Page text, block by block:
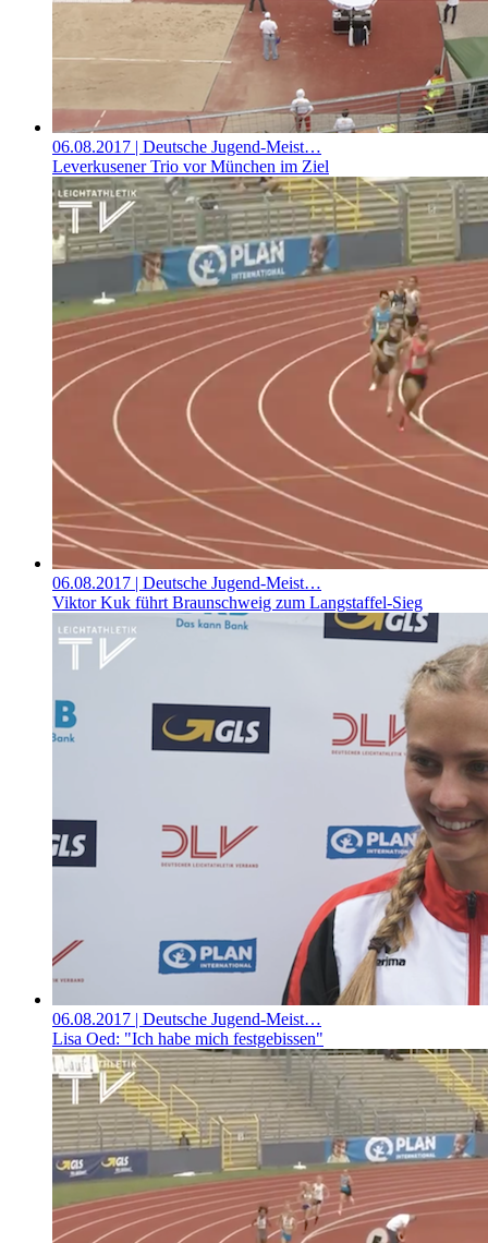
06.08.2017 | Deutsche Jugend-Meist…
Leverkusener Trio vor München im Ziel
06.08.2017 | Deutsche Jugend-Meist…
Viktor Kuk führt Braunschweig zum Langstaffel-Sieg
06.08.2017 | Deutsche Jugend-Meist…
Lisa Oed: "Ich habe mich festgebissen"